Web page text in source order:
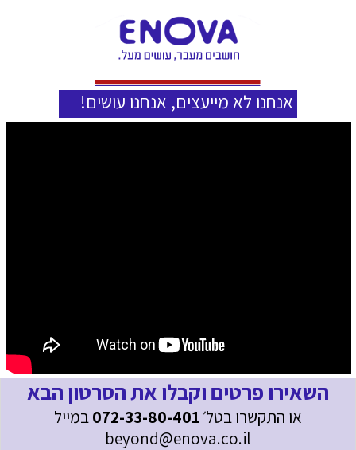
אנחנו לא מייעצים, אנחנו עושים!
השאירו פרטים וקבלו את הסרטון הבא
או התקשרו בטל׳ 072-33-80-401במייל
beyond@enova.co.il